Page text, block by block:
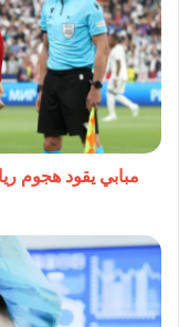
هجوم
ريال
مدريد
في
مواجهة
ليفربول
بعد
إصابةمبابي يقود هجوم
دراسة
جديدة
لاستكشاف
تأثير